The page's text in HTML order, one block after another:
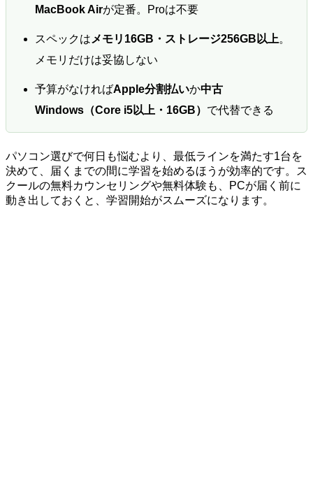
MacBook Airが定番。Proは不要
スペックは メモリ16GB・ストレージ256GB以上。
メモリだけは妥協しない
予算がなければApple分割払いか中古
Windows（Core i5以上・16GB） で代替できる
パソコン選びで何日も悩むより、最低ラインを満たす1台を
決めて、届くまでの間に学習を始めるほうが効率的です。ス
クールの無料カウンセリングや無料体験も、PCが届く前に
動き出しておくと、学習開始がスムーズになります。